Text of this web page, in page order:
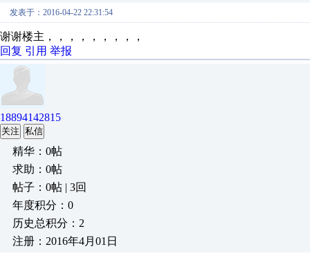
发表于：2016-04-22 22:31:54
谢谢楼主，，，，，，，，，
回复 引用 举报
18894142815
关注 私信
精华：0帖
求助：0帖
帖子：0帖 | 3回
年度积分：0
历史总积分：2
注册：2016年4月01日